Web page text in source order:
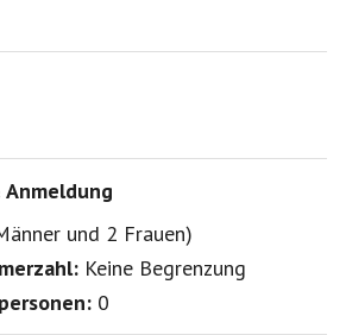
und 2 Frauen)
Keine Begrenzung
0